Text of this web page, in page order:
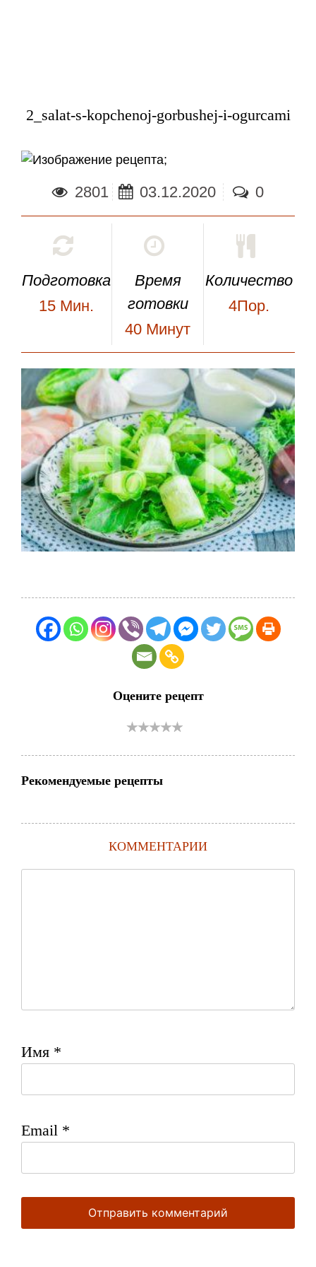
2_salat-s-kopchenoj-gorbushej-i-ogurcami
;
2801 03.12.2020 0
Подготовка
15 Мин.
Время
готовки
40 Минут
Количество
4Пор.
Оцените рецепт
Рекомендуемые рецепты
КОММЕНТАРИИ
Имя *
Email *